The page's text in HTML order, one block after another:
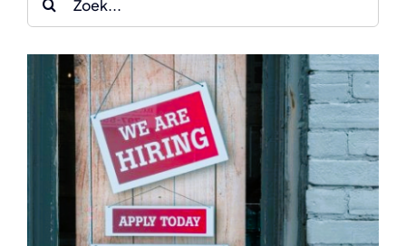
for:
for: